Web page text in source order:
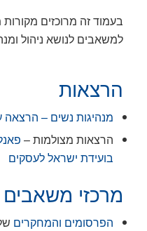
בעמוד זה מרוכזים
למשאבים לנושא ניהול
הרצאות
מנהיגות נשים –
הרצאות מצולמות –
בועידת ישראל לעסקים
מרכזי
הפרסומים והמחקרים